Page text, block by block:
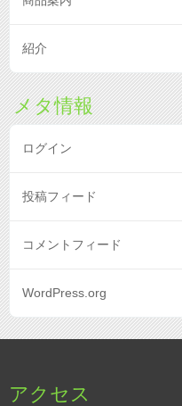
紹介
メタ情報
ログイン
投稿フィード
コメントフィード
WordPress.org
アクセス